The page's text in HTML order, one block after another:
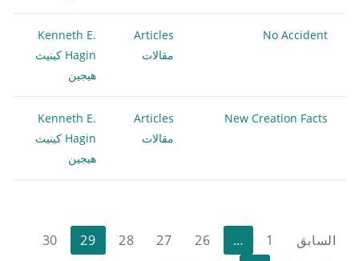
No Accident
Articles
مقالات
Kenneth E.
Hagin كينيث
هيجين
New Creation Facts
Articles
مقالات
Kenneth E.
Hagin كينيث
هيجين
تعدد
السابق 1
…
26
27
28
29
30